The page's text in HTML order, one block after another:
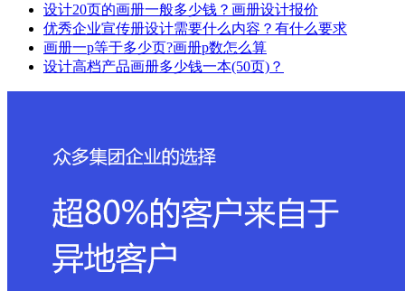
设计20页的画册一般多少钱？画册设计报价
优秀企业宣传册设计需要什么内容？有什么要求
画册一p等于多少页?画册p数怎么算
设计高档产品画册多少钱一本(50页)？